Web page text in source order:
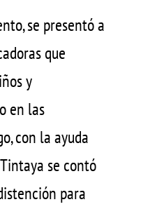
se presentó a
que
y
en las
con la ayuda
se contó
para